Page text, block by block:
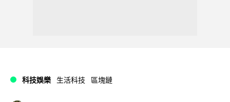
科技娛樂 生活科技 區塊鏈